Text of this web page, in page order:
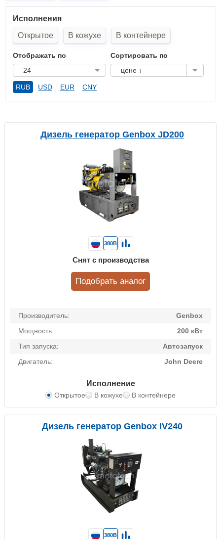
Исполнения
Открытое
В кожухе В контейнере
Отображать по
24
Сортировать по
цене ↓
RUB USD EUR CNY
Дизель генератор Genbox JD200
Производитель:
Genbox
Мощность:
200 кВт
Тип запуска:
Автозапуск
Двигатель:
John Deere
Исполнение
Открытое В кожухе В контейнере
380В
Снят с производства
Подобрать аналог
Дизель генератор Genbox IV240
380В